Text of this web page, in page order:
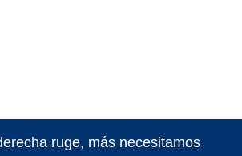
ruge, más necesitamos